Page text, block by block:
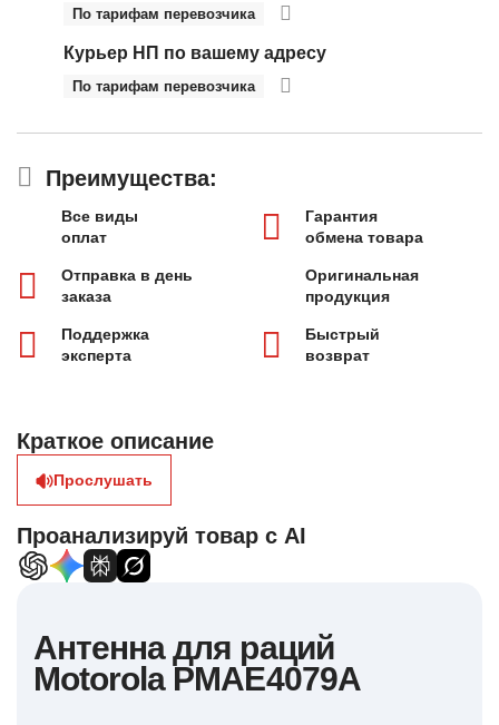
По тарифам перевозчика
Курьер НП по вашему адресу
По тарифам перевозчика
Преимущества:
Все виды
оплат
Гарантия
обмена товара
Отправка в день
заказа
Оригинальная
продукция
Поддержка
эксперта
Быстрый
возврат
Краткое описание
Прослушать
Проанализируй товар с AI
Антенна для раций
Motorola PMAE4079A